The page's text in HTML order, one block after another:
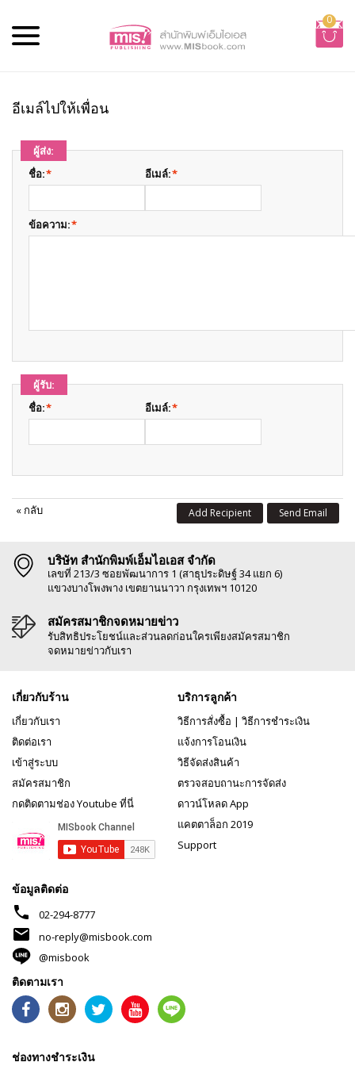
0
อีเมล์ไปให้เพื่อน
ผู้ส่ง:
*
ชื่อ: *
อีเมล์:
*
ข้อความ:
ผู้รับ:
*
ชื่อ: *
อีเมล์:
« กลับ Send Email
Add Recipient
บริษัท สำนักพิมพ์เอ็มไอเอส จำกัด
เลขที่ 213/3 ซอยพัฒนาการ 1 (สาธุประดิษฐ์ 34 แยก 6)
แขวงบางโพงพาง เขตยานนาวา กรุงเทพฯ 10120
สมัครสมาชิกจดหมายข่าว
รับสิทธิประโยชน์และส่วนลดก่อนใครเพียงสมัครสมาชิก
จดหมายข่าวกับเรา
เกี่ยวกับร้าน
เกี่ยวกับเรา
ติดต่อเรา
เข้าสู่ระบบ
สมัครสมาชิก
กดติดตามช่อง Youtube ที่นี่
บริการลูกค้า
วิธีการสั่งซื้อ | วิธีการชำระเงิน
แจ้งการโอนเงิน
วิธีจัดส่งสินค้า
ตรวจสอบถานะการจัดส่ง
ดาวน์โหลด App
แคตตาล็อก 2019
Support
ข้อมูลติดต่อ
phone 02-294-8777
mail
no-reply@misbook.com
@misbook
ติดตามเรา
ช่องทางชำระเงิน